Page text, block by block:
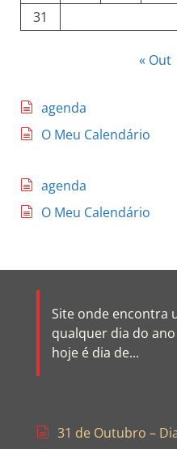
31
« Out
agenda
O Meu Calendário
agenda
O Meu Calendário
Site onde encontra
qualquer dia do
hoje é dia de...
31 de Outubro –